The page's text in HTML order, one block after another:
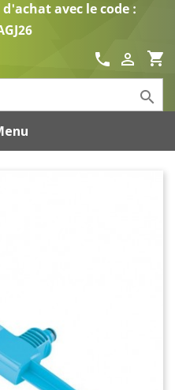
avec le code :
shopping_cart

call
